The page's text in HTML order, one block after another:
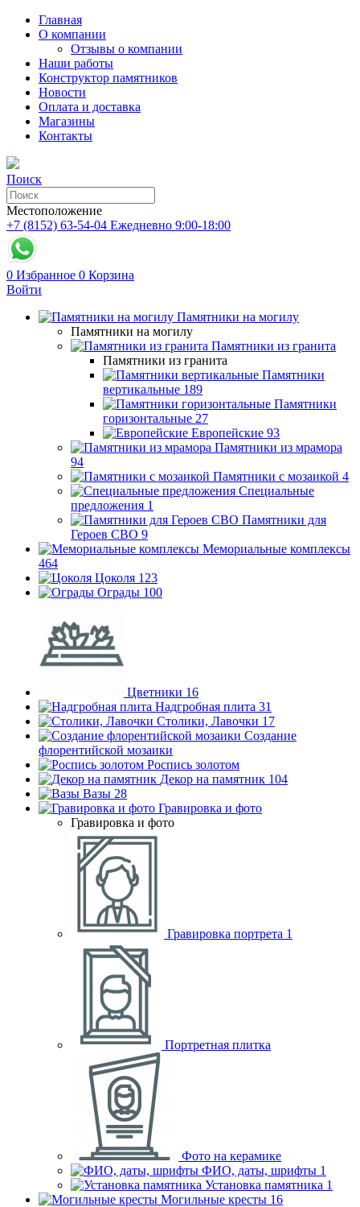
Главная
О компании
Отзывы о компании
Наши работы
Конструктор памятников
Новости
Оплата и доставка
Магазины
Контакты
Поиск
Местоположение
+7 (8152) 63-54-04 Ежедневно 9:00-18:00
0 Избранное 0 Корзина
Войти
Памятники на могилу
Памятники на могилу
Памятники из гранита
Памятники из гранита
Памятники
вертикальные 189
Памятники
горизонтальные 27
Европейские 93
Памятники из мрамора
94
Памятники с мозаикой 4
Специальные
предложения 1
Памятники для
Героев СВО 9
Мемориальные комплексы
464
Цоколя 123
Ограды 100
Цветники 16
Надгробная плита 31
Столики, Лавочки 17
Создание
флорентийской мозаики
Роспись золотом
Декор на памятник 104
Вазы 28
Гравировка и фото
Гравировка и фото
Гравировка портрета 1
Портретная плитка
Фото на керамике
ФИО, даты, шрифты 1
Установка памятника 1
Могильные кресты 16